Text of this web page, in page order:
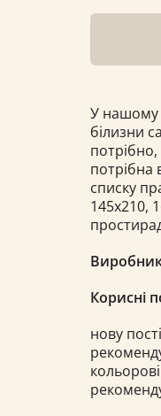
У нашому
білизни
потрібна
списку
145х210,
Корисні
нову